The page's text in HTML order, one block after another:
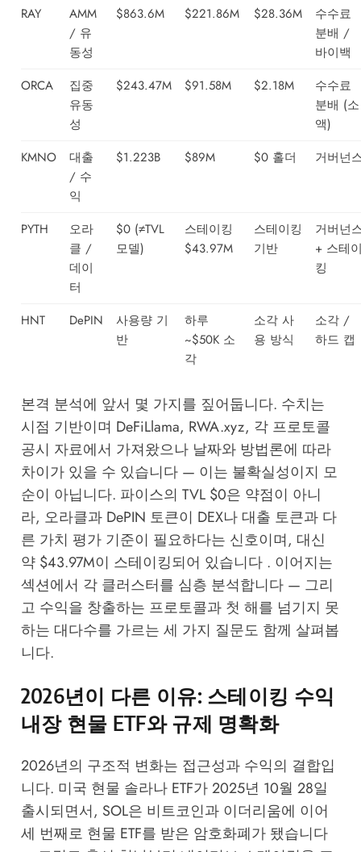
RAY
AMM
/ 유
동성
$863.6M $221.86M $28.36M
수수료
분배 /
바이백
ORCA
집중
유동
성
$243.47M $91.58M $2.18M
수수료
분배 (소
액)
KMNO
대출
/ 수
익
$1.223B $89M $0 홀더 거버넌
PYTH
오라
클 /
데이
터
$0 (≠TVL
모델)
스테이킹
$43.97M
스테이킹
기반
거버넌
+ 스테
킹
HNT DePIN
사용량 기
반
하루
~$50K 소
각
소각 사
용 방식
소각 /
하드 캡
본격 분석에 앞서 몇 가지를 짚어둡니다. 수치는
시점 기반이며 DeFiLlama, RWA.xyz, 각 프로토콜
공시 자료에서 가져왔으나 날짜와 방법론에 따라
차이가 있을 수 있습니다 — 이는 불확실성이지 모
순이 아닙니다. 파이스의 TVL $0은 약점이 아니
라, 오라클과 DePIN 토큰이 DEX나 대출 토큰과 다
른 가치 평가 기준이 필요하다는 신호이며, 대신
약 $43.97M이 스테이킹되어 있습니다 . 이어지는
섹션에서 각 클러스터를 심층 분석합니다 — 그리
고 수익을 창출하는 프로토콜과 첫 해를 넘기지 못
하는 대다수를 가르는 세 가지 질문도 함께 살펴봅
니다.
2026년이 다른 이유: 스테이킹 수익
내장 현물 ETF와 규제 명확화
2026년의 구조적 변화는 접근성과 수익의 결합입
니다. 미국 현물 솔라나 ETF가 2025년 10월 28일
출시되면서, SOL은 비트코인과 이더리움에 이어
세 번째로 현물 ETF를 받은 암호화폐가 됐습니다